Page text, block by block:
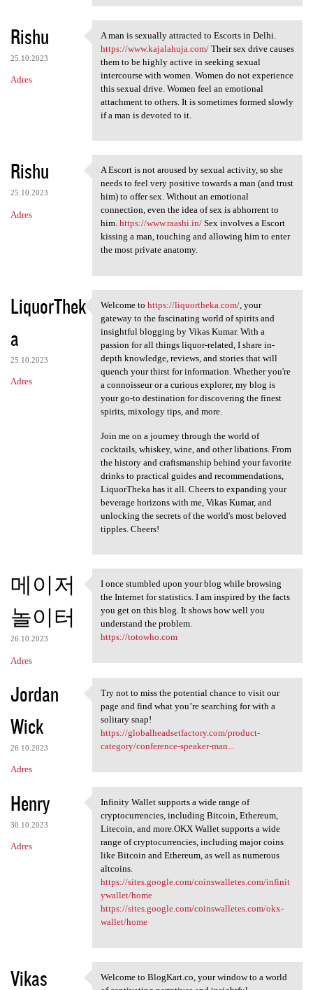
Rishu
25.10.2023
Adres
A man is sexually attracted
A man is sexually attracted to Escorts in Delhi.
https://www.kajalahuja.com/Their sex drive causes
them to be highly active in seeking sexual
intercourse with women. Women do not experience
this sexual drive. Women feel an emotional
attachment to others. It is sometimes formed slowly
if a man is devoted to it.
Rishu
25.10.2023
Adres
A Escort is not aroused by
A Escort is not aroused by sexual activity, so she
needs to feel very positive towards a man (and trust
him) to offer sex. Without an emotional
connection, even the idea of sex is abhorrent to
him. https://www.raashi.in/Sex involves a Escort
kissing a man, touching and allowing him to enter
the most private anatomy.
LiquorThek
a
25.10.2023
Adres
Welcome to https:/
Welcome to https://liquortheka.com/, your
gateway to the fascinating world of spirits and
insightful blogging by Vikas Kumar. With a
passion for all things liquor-related, I share in-
depth knowledge, reviews, and stories that will
quench your thirst for information. Whether you're
a connoisseur or a curious explorer, my blog is
your go-to destination for discovering the finest
spirits, mixology tips, and more.
Join me on a journey through the world of
cocktails, whiskey, wine, and other libations. From
the history and craftsmanship behind your favorite
drinks to practical guides and recommendations,
LiquorTheka has it all. Cheers to expanding your
beverage horizons with me, Vikas Kumar, and
unlocking the secrets of the world's most beloved
tipples. Cheers!
메이저
놀이터
26.10.2023
Adres
I once stumbled upon your
I once stumbled upon your blog while browsing
the Internet for statistics. I am inspired by the facts
you get on this blog. It shows how well you
understand the problem.
https://totowho.com
Jordan
Wick
26.10.2023
Adres
Try not to miss the potential
Try not to miss the potential chance to visit our
page and find what you’re searching for with a
solitary snap!
https://globalheadsetfactory.com/product-
category/conference-speaker-man...
Henry
30.10.2023
Adres
Infinity Wallet supports a
Infinity Wallet supports a wide range of
cryptocurrencies, including Bitcoin, Ethereum,
Litecoin, and more.OKX Wallet supports a wide
range of cryptocurrencies, including major coins
like Bitcoin and Ethereum, as well as numerous
altcoins.
https://sites.google.com/coinswalletes.com/infinit
ywallet/home
https://sites.google.com/coinswalletes.com/okx-
wallet/home
Vikas
Welcome to BlogKart.co, your window to a world